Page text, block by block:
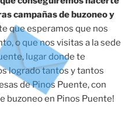
campañas de buzoneo y
que esperamos que nos
o que nos visitas a la sede
lugar donde te
logrado tantos y tantos
de Pinos Puente, con
buzoneo en Pinos Puente!